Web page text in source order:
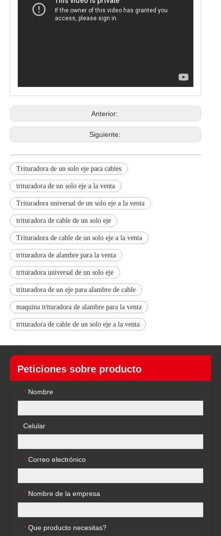
Anterior:
Siguiente:
Trituradora de un solo eje para cables
trituradora de un solo eje a la venta
Trituradora universal de un solo eje a la venta
trituradora de cable de un solo eje
Trituradora de cable de un solo eje a la venta
trituradora de alambre para la venta
trituradora universal de un solo eje
trituradora de un eje para alambre de cable
maquina trituradora de alambre para la venta
trituradora de cable de un solo eje a la venta
Peticiones sobre producto
* Nombre
Celular
* Correo electrónico
* Nombre de la empresa
* Que producto necesitas?